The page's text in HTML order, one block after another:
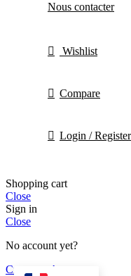
Nous contacter
Wishlist
Compare
Login / Register
Shopping cart
Close
Sign in
Close
No account yet?
Create an Account